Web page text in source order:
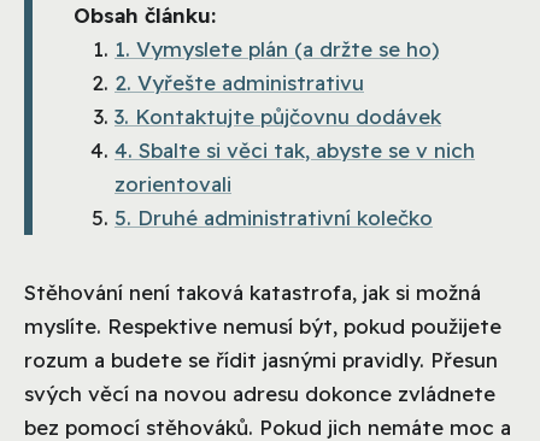
Obsah článku:
1. Vymyslete plán (a držte se ho)
2. Vyřešte administrativu
3. Kontaktujte půjčovnu dodávek
4. Sbalte si věci tak, abyste se v nich
zorientovali
5. Druhé administrativní kolečko
Stěhování není taková katastrofa, jak si možná
myslíte. Respektive nemusí být, pokud použijete
rozum a budete se řídit jasnými pravidly. Přesun
svých věcí na novou adresu dokonce zvládnete
bez pomocí stěhováků. Pokud jich nemáte moc a